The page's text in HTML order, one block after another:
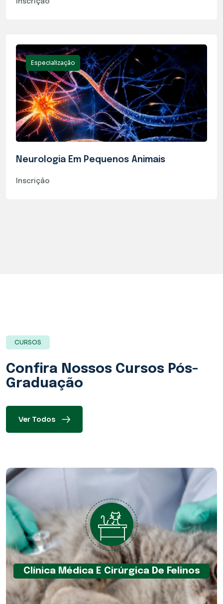
Inscrição
Especialização
Neurologia Em Pequenos Animais
Inscrição
CURSOS
Confira Nossos Cursos Pós-
Graduação
Ver Todos
Clínica Médica E Cirúrgica De Felinos